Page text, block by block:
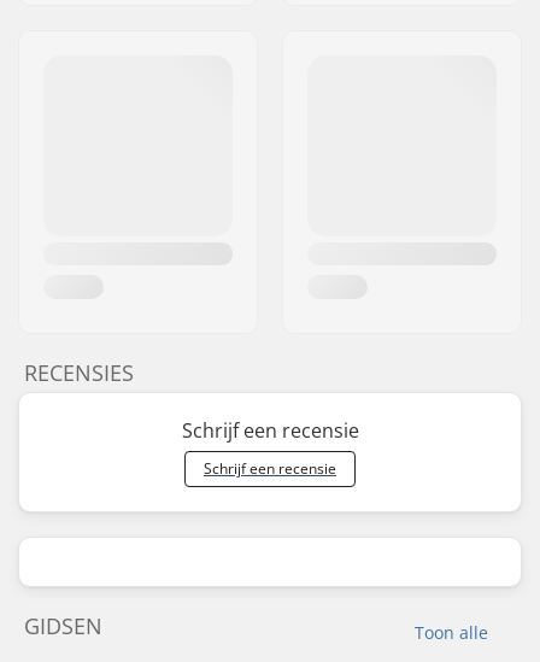
RECENSIES
Schrijf een recensie
Schrijf een recensie
Toon alle
GIDSEN